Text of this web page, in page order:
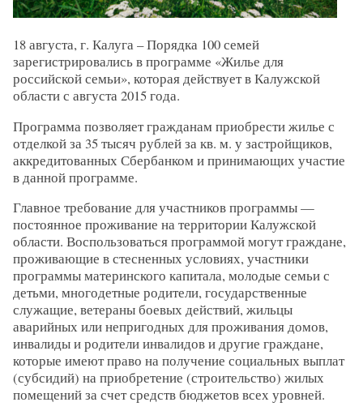
18 августа, г. Калуга – Порядка 100 семей
зарегистрировались в программе «Жилье для
российской семьи», которая действует в Калужской
области с августа 2015 года.
Программа позволяет гражданам приобрести жилье с
отделкой за 35 тысяч рублей за кв. м. у застройщиков,
аккредитованных Сбербанком и принимающих участие
в данной программе.
Главное требование для участников программы —
постоянное проживание на территории Калужской
области. Воспользоваться программой могут граждане,
проживающие в стесненных условиях, участники
программы материнского капитала, молодые семьи с
детьми, многодетные родители, государственные
служащие, ветераны боевых действий, жильцы
аварийных или непригодных для проживания домов,
инвалиды и родители инвалидов и другие граждане,
которые имеют право на получение социальных выплат
(субсидий) на приобретение (строительство) жилых
помещений за счет средств бюджетов всех уровней.